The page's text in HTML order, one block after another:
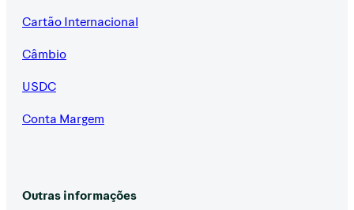
Cartão Internacional
Câmbio
USDC
Conta Margem
Outras informações